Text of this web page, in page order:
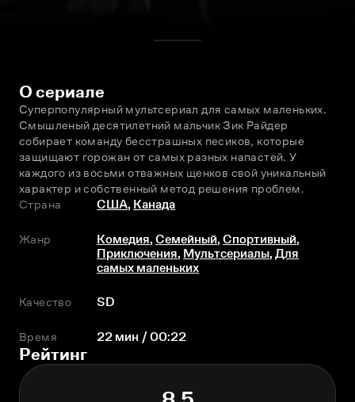
О сериале
Суперпопулярный мультсериал для самых маленьких.
Смышленый десятилетний мальчик Зик Райдер
собирает команду бесстрашных пeсиков, которые
защищают горожан от самых разных напастей. У
каждого из восьми отважных щенков свой уникальный
характер и собственный метод решения проблем.
Страна
США, Канада
Жанр Комедия,Семейный,Спортивный,
Приключения, Мультсериалы,Для
самых маленьких
Качество SD
Время 22 мин / 00:22
Рейтинг